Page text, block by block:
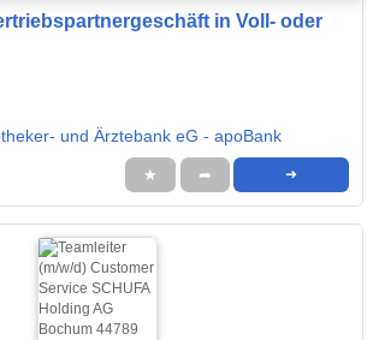
in Voll- oder
und Ärztebank eG - apoBank
★ ➦ ➜